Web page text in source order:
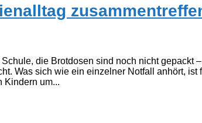
die Brotdosen sind noch nicht gepackt
Was sich wie ein einzelner Notfall anhört,
Kindern um...